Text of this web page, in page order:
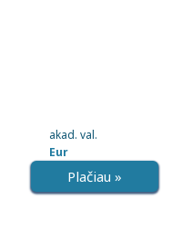
akad. val.
Eur
Plačiau »